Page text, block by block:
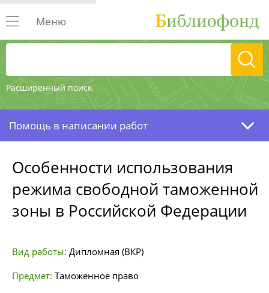
Расширенный поиск
Меню
Помощь в написании работ
Особенности использования
режима свободной таможенной
зоны в Российской Федерации
Вид работы: Дипломная (ВКР)
Предмет: Таможенное право